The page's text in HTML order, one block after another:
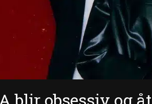
blir obsessiv og